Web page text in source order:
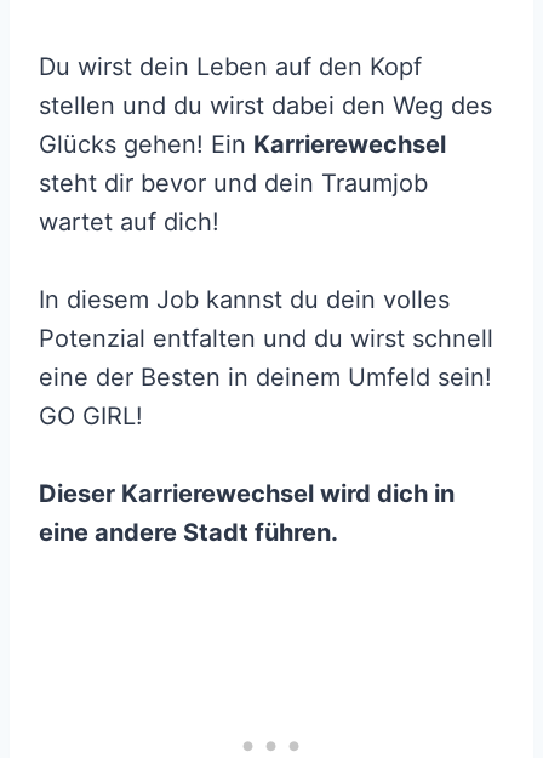
Du wirst dein Leben auf den Kopf
stellen und du wirst dabei den Weg des
Glücks gehen! Ein Karrierewechsel
steht dir bevor und dein Traumjob
wartet auf dich!
In diesem Job kannst du dein volles
Potenzial entfalten und du wirst schnell
eine der Besten in deinem Umfeld sein!
GO GIRL!
Dieser Karrierewechsel wird dich in
eine andere Stadt führen.